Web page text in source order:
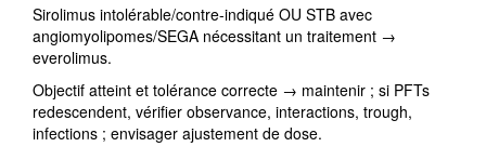
Sirolimus intolérable/contre-indiqué OU STB avec
angiomyolipomes/SEGA nécessitant un traitement →
everolimus.
Objectif atteint et tolérance correcte → maintenir ; si PFTs
redescendent, vérifier observance, interactions, trough,
infections ; envisager ajustement de dose.